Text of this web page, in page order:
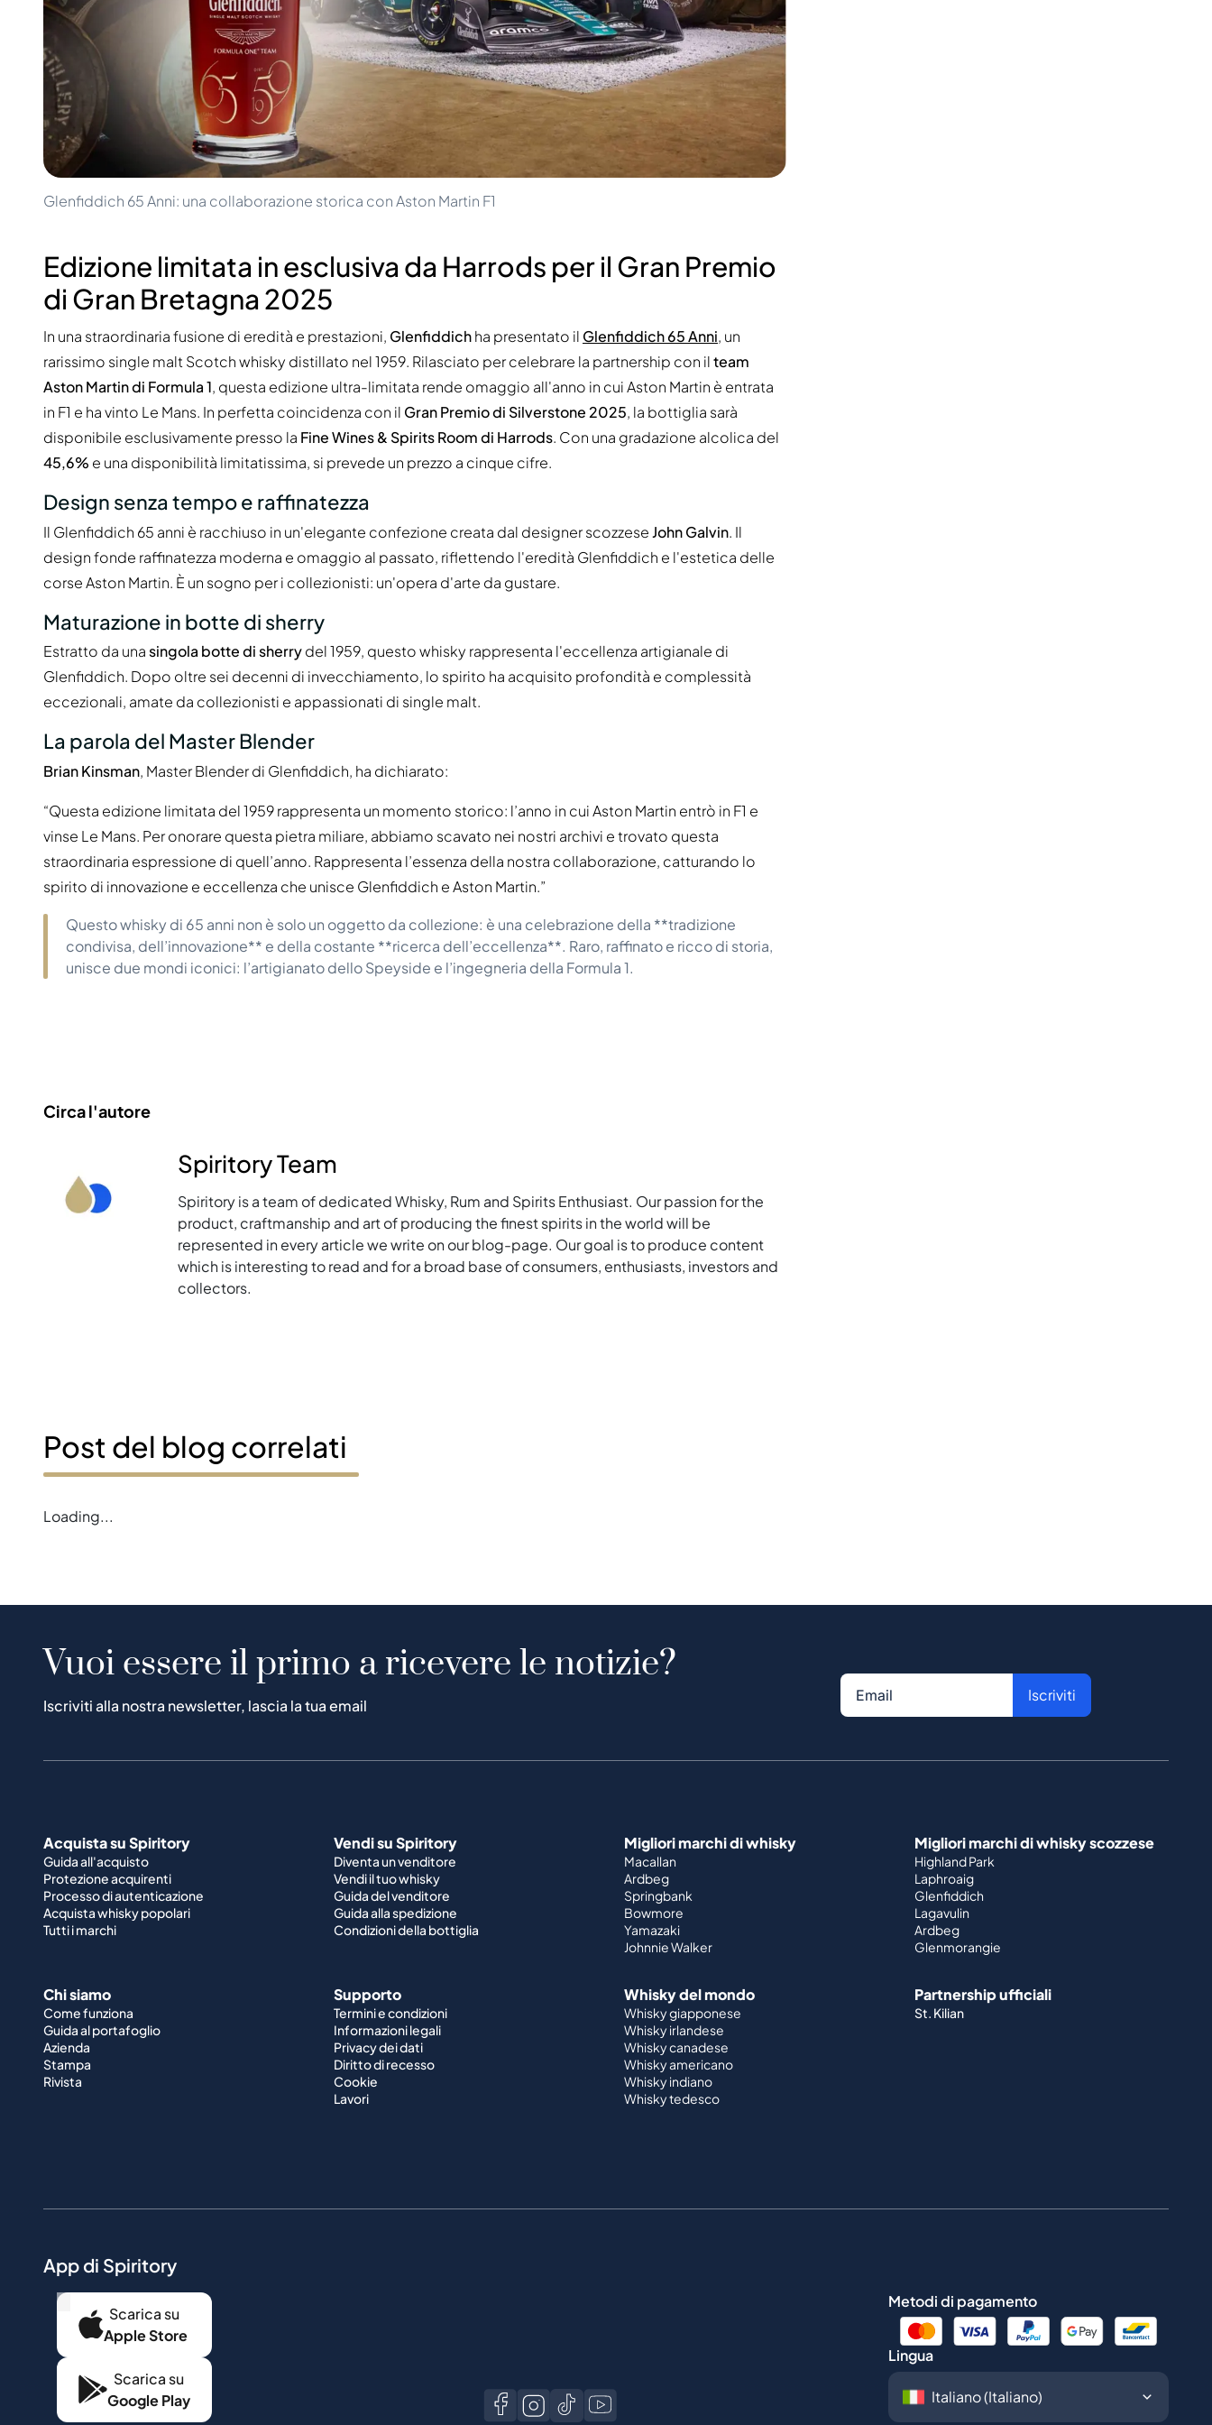
200-500€
Prossime Uscite
Collezioni
Preferiti dai Clienti
Raro e da Collezione
Edizioni Limitate
Distilleria Chiusa
Whisky Dolce
Diplomatico
Don Julio
Gin Mare
Mangabeiras
Hennessy
Martell
Monkey 47
Remy Martin
Ron Zacapa
Glenfiddich 65 Anni: una collaborazione storica con Aston Martin F1
Edizione limitata in esclusiva da Harrods per il Gran Premio
di Gran Bretagna 2025
In una straordinaria fusione di eredità e prestazioni, Glenfiddichha presentato il Glenfiddich 65 Anni, un
rarissimo single malt Scotch whisky distillato nel 1959. Rilasciato per celebrare la partnership con ilteam
Aston Martin di Formula 1, questa edizione ultra-limitata rende omaggio all'anno in cui Aston Martin è entrata
in F1 e ha vinto Le Mans. In perfetta coincidenza con il Gran Premio di Silverstone 2025, la bottiglia sarà
disponibile esclusivamente presso la Fine Wines & Spirits Room di Harrods. Con una gradazione alcolica del
45,6% e una disponibilità limitatissima, si prevede un prezzo a cinque cifre.
Design senza tempo e raffinatezza
Il Glenfiddich 65 anni è racchiuso in un'elegante confezione creata dal designer scozzeseJohn Galvin. Il
design fonde raffinatezza moderna e omaggio al passato, riflettendo l'eredità Glenfiddich e l'estetica delle
corse Aston Martin. È un sogno per i collezionisti: un'opera d'arte da gustare.
Maturazione in botte di sherry
Estratto da unasingola botte di sherrydel 1959, questo whisky rappresenta l'eccellenza artigianale di
Glenfiddich. Dopo oltre sei decenni di invecchiamento, lo spirito ha acquisito profondità e complessità
eccezionali, amate da collezionisti e appassionati di single malt.
La parola del Master Blender
Brian Kinsman, Master Blender di Glenfiddich, ha dichiarato:
“Questa edizione limitata del 1959 rappresenta un momento storico: l’anno in cui Aston Martin entrò in F1 e
vinse Le Mans. Per onorare questa pietra miliare, abbiamo scavato nei nostri archivi e trovato questa
straordinaria espressione di quell’anno. Rappresenta l’essenza della nostra collaborazione, catturando lo
spirito di innovazione e eccellenza che unisce Glenfiddich e Aston Martin.”
Questo whisky di 65 anni non è solo un oggetto da collezione: è una celebrazione della **tradizione
condivisa, dell’innovazione** e della costante **ricerca dell’eccellenza**. Raro, raffinato e ricco di storia,
unisce due mondi iconici: l’artigianato dello Speyside e l’ingegneria della Formula 1.
Circa l'autore
Spiritory Team
Spiritory is a team of dedicated Whisky, Rum and Spirits Enthusiast. Our passion for the
product, craftmanship and art of producing the finest spirits in the world will be
represented in every article we write on our blog-page. Our goal is to produce content
which is interesting to read and for a broad base of consumers, enthusiasts, investors and
collectors.
Post del blog correlati
Loading...
Vuoi essere il primo a ricevere le notizie?
Iscriviti alla nostra newsletter, lascia la tua email
Iscriviti
Acquista su Spiritory
Guida all'acquisto
Protezione acquirenti
Processo di autenticazione
Acquista whisky popolari
Tutti i marchi
Vendi su Spiritory
Diventa un venditore
Vendi il tuo whisky
Guida del venditore
Guida alla spedizione
Condizioni della bottiglia
Migliori marchi di whisky
Macallan
Ardbeg
Springbank
Bowmore
Yamazaki
Johnnie Walker
Migliori marchi di whisky scozzese
Highland Park
Laphroaig
Glenfiddich
Lagavulin
Ardbeg
Glenmorangie
Chi siamo
Come funziona
Guida al portafoglio
Azienda
Stampa
Rivista
Supporto
Termini e condizioni
Informazioni legali
Privacy dei dati
Diritto di recesso
Cookie
Lavori
Whisky del mondo
Whisky giapponese
Whisky irlandese
Whisky canadese
Whisky americano
Whisky indiano
Whisky tedesco
Partnership ufficiali
St. Kilian
App di Spiritory
Scarica su
Apple Store
Scarica su
Google Play
Metodi di pagamento
Lingua